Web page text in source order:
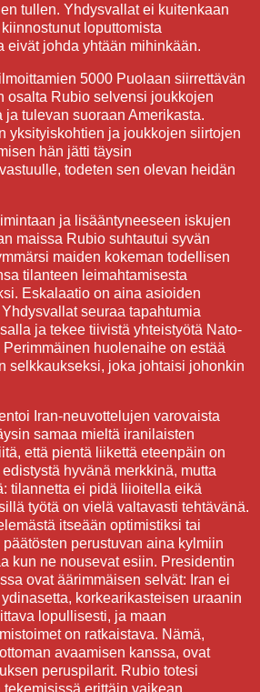
tullen. Yhdysvallat ei kuitenkaan
loputtomista
eivät johda yhtään mihinkään.
5000 Puolaan siirrettävän
osalta Rubio selvensi joukkojen
tulevan suoraan Amerikasta.
yksityiskohtien ja joukkojen siirtojen
hän jätti täysin
todeten sen olevan heidän
ja lisääntyneeseen iskujen
maissa Rubio suhtautui syvän
maiden kokeman todellisen
tilanteen leimahtamisesta
Eskalaatio on aina asioiden
seuraa tapahtumia
ja tekee tiivistä yhteistyötä Nato-
Perimmäinen huolenaihe on estää
selkkaukseksi, joka johtaisi johonkin
Iran-neuvottelujen varovaista
samaa mieltä iranilaisten
että pientä liikettä eteenpäin on
hyvänä merkkinä, mutta
tilannetta ei pidä liioitella eikä
työtä on vielä valtavasti tehtävänä.
itseään optimistiksi tai
perustuvan aina kylmiin
kun ne nousevat esiin. Presidentin
ovat äärimmäisen selvät: Iran ei
korkearikasteisen uraanin
lopullisesti, ja maan
on ratkaistava. Nämä,
avaamisen kanssa, ovat
peruspilarit. Rubio totesi